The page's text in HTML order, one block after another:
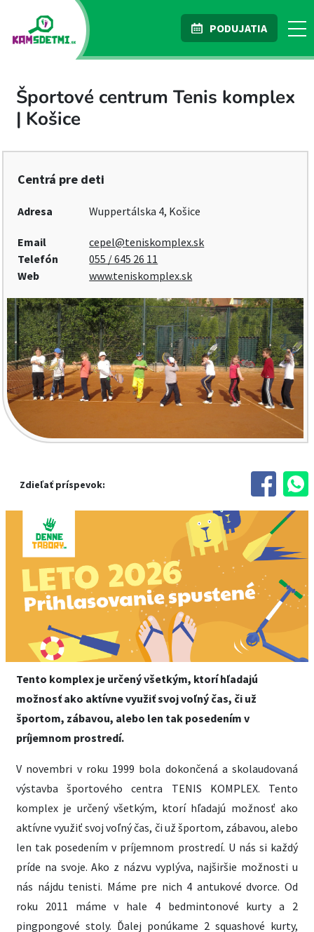
PODUJATIA
Športové centrum Tenis komplex
| Košice
Centrá pre deti
Adresa Wuppertálska 4, Košice
Email
cepel@teniskomplex.sk
Telefón
055 / 645 26 11
Web
www.teniskomplex.sk
Zdieľať príspevok:
Tento komplex je určený všetkým, ktorí hľadajú
možnosť ako aktívne využiť svoj voľný čas, či už
športom, zábavou, alebo len tak posedením v
príjemnom prostredí.
V novembri v roku 1999 bola dokončená a skolaudovaná
výstavba športového centra TENIS KOMPLEX. Tento
komplex je určený všetkým, ktorí hľadajú možnosť ako
aktívne využiť svoj voľný čas, či už športom, zábavou, alebo
len tak posedením v príjemnom prostredí. U nás si každý
príde na svoje.Ako z názvu vyplýva, najširšie možnosti u
nás nájdu tenisti. Máme pre nich 4 antukové dvorce. Od
roku 2011 máme v hale 4 bedmintonové kurty a 2
pingpongové stoly. Ďalej ponúkame 2 squashové kurty,